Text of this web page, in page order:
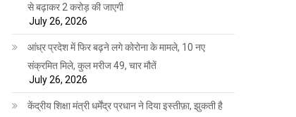
से बढ़ाकर 2 करोड़ की जाएगी
July 26, 2026
आंध्र प्रदेश में फिर बढ़ने लगे कोरोना के मामले, 10 नए
संक्रमित मिले, कुल मरीज 49, चार मौतें
July 26, 2026
केंद्रीय शिक्षा मंत्री धर्मेंद्र प्रधान ने दिया इस्तीफ़ा, झुकती है